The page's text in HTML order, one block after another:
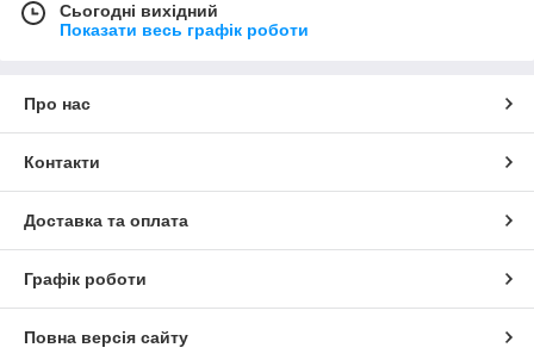
Сьогодні вихідний
Показати весь графік роботи
Про нас
Контакти
Доставка та оплата
Графік роботи
Повна версія сайту